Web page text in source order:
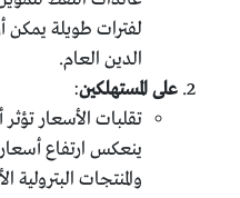
لفترات طويلة يمكن
الدين العام.
على المستهلكين:
تقلبات الأسعار
ينعكس ارتفاع
والمنتجات